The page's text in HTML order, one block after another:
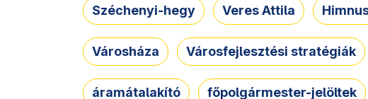
Széchenyi-hegy Veres Attila
Városháza Városfejlesztési stratégiák
áramátalakító főpolgármester-jelöltek